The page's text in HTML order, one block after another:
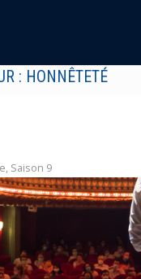
: HONNÊTETÉ
, Saison 9